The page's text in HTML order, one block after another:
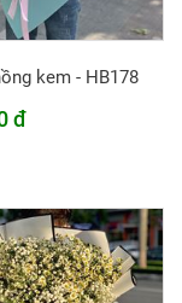
kem - HB178
đ